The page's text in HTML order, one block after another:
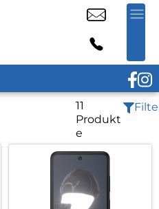
11
Produkt
e